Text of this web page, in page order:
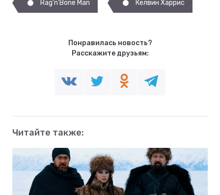
Rag'n'Bone Man Келвин Харрис
Понравилась новость?
Расскажите друзьям:
Читайте также: